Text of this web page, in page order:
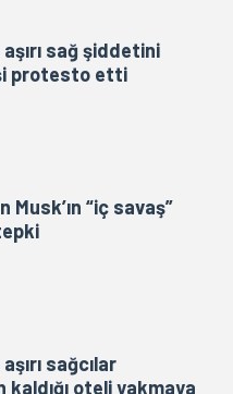
sağ şiddetini
protesto etti
Musk’ın “iç savaş”
sağcılar
oteli yakmaya